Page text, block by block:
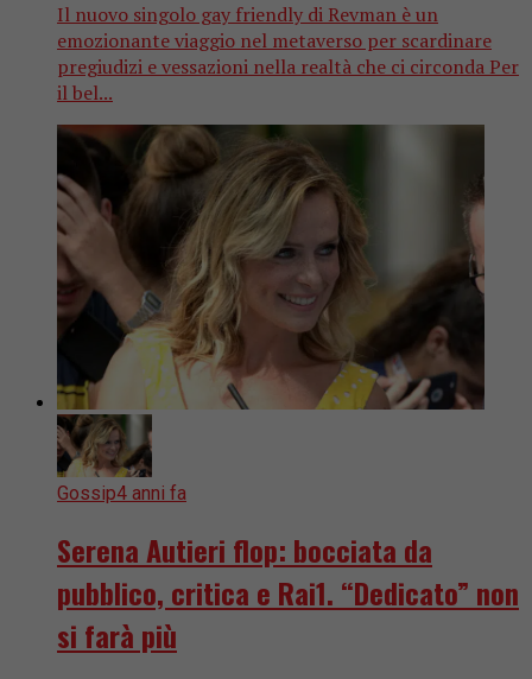
Il nuovo singolo gay friendly di Revman è un
emozionante viaggio nel metaverso per scardinare
pregiudizi e vessazioni nella realtà che ci circonda Per
il bel...
Gossip4 anni fa
Serena Autieri flop: bocciata da
pubblico, critica e Rai1. “Dedicato” non
si farà più